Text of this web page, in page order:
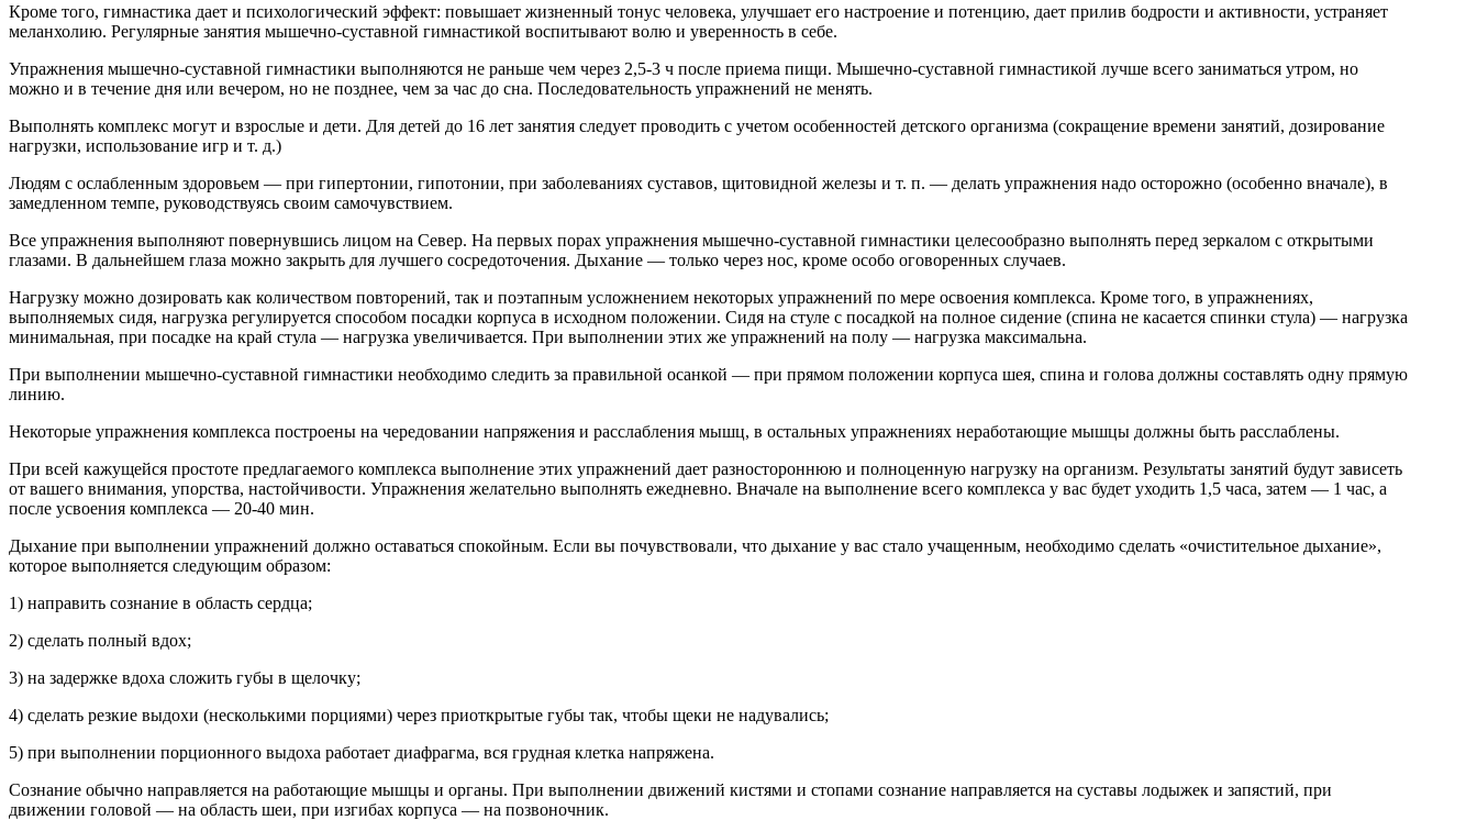
Кроме того, гимнастика дает и психологический эффект: повышает жизненный тонус человека, улучшает его настроение и потенцию, дает прилив бодрости и активности, устраняет
меланхолию. Регулярные занятия мышечно-суставной гимнастикой воспитывают волю и уверенность в себе.
Упражнения мышечно-суставной гимнастики выполняются не раньше чем через 2,5-3 ч после приема пищи. Мышечно-суставной гимнастикой лучше всего заниматься утром, но
можно и в течение дня или вечером, но не позднее, чем за час до сна. Последовательность упражнений не менять.
Выполнять комплекс могут и взрослые и дети. Для детей до 16 лет занятия следует проводить с учетом особенностей детского организма (сокращение времени занятий, дозирование
нагрузки, использование игр и т. д.)
Людям с ослабленным здоровьем — при гипертонии, гипотонии, при заболеваниях суставов, щитовидной железы и т. п. — делать упражнения надо осторожно (особенно вначале), в
замедленном темпе, руководствуясь своим самочувствием.
Все упражнения выполняют повернувшись лицом на Север. На первых порах упражнения мышечно-суставной гимнастики целесообразно выполнять перед зеркалом с открытыми
глазами. В дальнейшем глаза можно закрыть для лучшего сосредоточения. Дыхание — только через нос, кроме особо оговоренных случаев.
Нагрузку можно дозировать как количеством повторений, так и поэтапным усложнением некоторых упражнений по мере освоения комплекса. Кроме того, в упражнениях,
выполняемых сидя, нагрузка регулируется способом посадки корпуса в исходном положении. Сидя на стуле с посадкой на полное сидение (спина не касается спинки стула) — нагрузка
минимальная, при посадке на край стула — нагрузка увеличивается. При выполнении этих же упражнений на полу — нагрузка максимальна.
При выполнении мышечно-суставной гимнастики необходимо следить за правильной осанкой — при прямом положении корпуса шея, спина и голова должны составлять одну прямую
линию.
Некоторые упражнения комплекса построены на чередовании напряжения и расслабления мышц, в остальных упражнениях неработающие мышцы должны быть расслаблены.
При всей кажущейся простоте предлагаемого комплекса выполнение этих упражнений дает разностороннюю и полноценную нагрузку на организм. Результаты занятий будут зависеть
от вашего внимания, упорства, настойчивости. Упражнения желательно выполнять ежедневно. Вначале на выполнение всего комплекса у вас будет уходить 1,5 часа, затем — 1 час, а
после усвоения комплекса — 20-40 мин.
Дыхание при выполнении упражнений должно оставаться спокойным. Если вы почувствовали, что дыхание у вас стало учащенным, необходимо сделать «очистительное дыхание»,
которое выполняется следующим образом:
1) направить сознание в область сердца;
2) сделать полный вдох;
3) на задержке вдоха сложить губы в щелочку;
4) сделать резкие выдохи (несколькими порциями) через приоткрытые губы так, чтобы щеки не надувались;
5) при выполнении порционного выдоха работает диафрагма, вся грудная клетка напряжена.
Сознание обычно направляется на работающие мышцы и органы. При выполнении движений кистями и стопами сознание направляется на суставы лодыжек и запястий, при
движении головой — на область шеи, при изгибах корпуса — на позвоночник.